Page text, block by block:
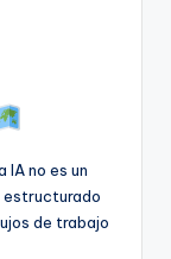
IA no es un
estructurado
de trabajo